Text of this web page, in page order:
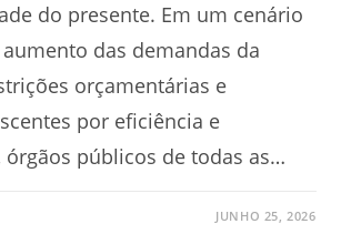
do presente. Em um cenário
das demandas da
orçamentárias e
por eficiência e
órgãos públicos de todas as…
JUNHO 25, 2026